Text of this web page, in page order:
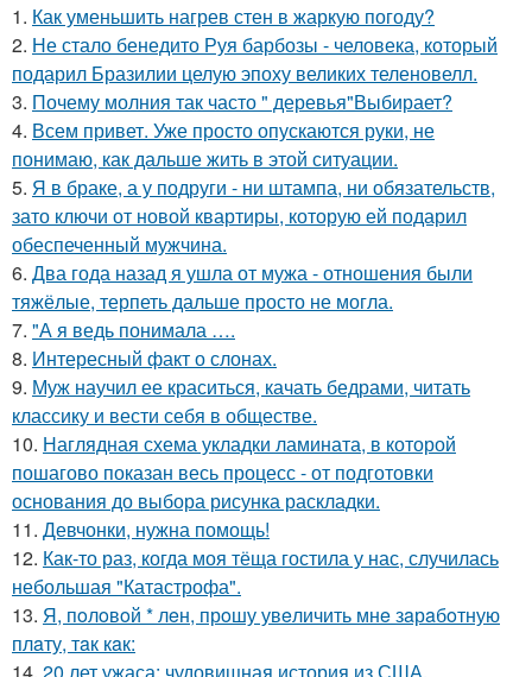
1. Как уменьшить нагрев стен в жаркую погоду?
2. Не стало бенедито Руя барбозы - человека, который
подарил Бразилии целую эпоху великих теленовелл.
3. Почему молния так часто " деревья"Выбирает?
4. Всем привет. Уже просто опускаются руки, не
понимаю, как дальше жить в этой ситуации.
5. Я в браке, а у подруги - ни штампа, ни обязательств,
зато ключи от новой квартиры, которую ей подарил
обеспеченный мужчина.
6. Два года назад я ушла от мужа - отношения были
тяжёлые, терпеть дальше просто не могла.
7. "А я ведь понимала ….
8. Интересный факт о слонах.
9. Муж научил ее краситься, качать бедрами, читать
классику и вести себя в обществе.
10. Наглядная схема укладки ламината, в которой
пошагово показан весь процесс - от подготовки
основания до выбора рисунка раскладки.
11. Девчонки, нужна помощь!
12. Как-то раз, когда моя тёща гостила у нас, случилась
небольшая "Катастрофа".
13. Я, пoлoвoй * лeн, прoшу увeличить мнe зaрaбoтную
плaту, тaк кaк:
14. 20 лет ужаса: чудовищная история из США.